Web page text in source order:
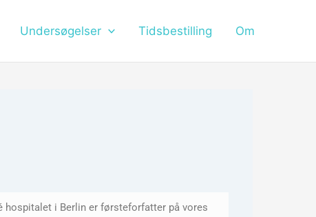
Undersøgelser Tidsbestilling Om
hospitalet i Berlin er førsteforfatter på vores